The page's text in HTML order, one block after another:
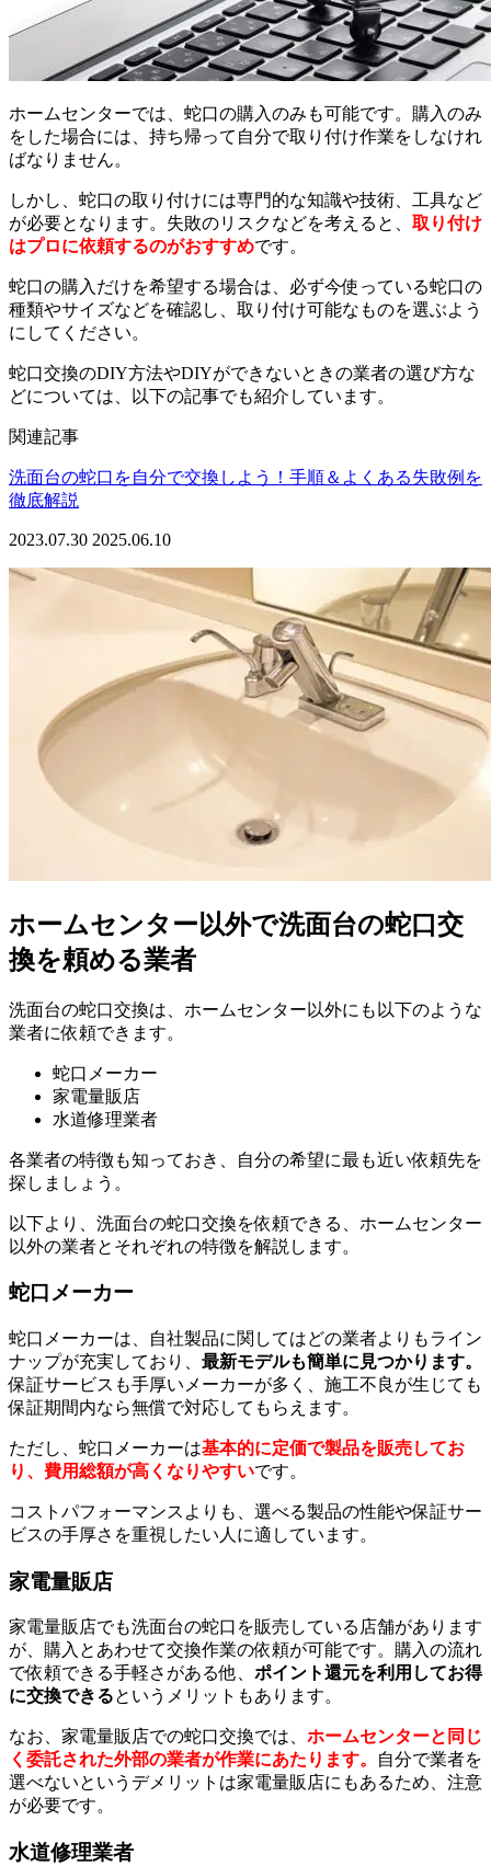
ホームセンターでは、蛇口の購入のみも可能です。購入のみ
をした場合には、持ち帰って自分で取り付け作業をしなけれ
ばなりません。
しかし、蛇口の取り付けには専門的な知識や技術、工具など
が必要となります。失敗のリスクなどを考えると、 取り付け
はプロに依頼するのがおすすめです。
蛇口の購入だけを希望する場合は、必ず今使っている蛇口の
種類やサイズなどを確認し、取り付け可能なものを選ぶよう
にしてください。
蛇口交換のDIY方法やDIYができないときの業者の選び方な
どについては、以下の記事でも紹介しています。
関連記事
洗面台の蛇口を自分で交換しよう！手順＆よくある失敗例を
徹底解説
2023.07.30 2025.06.10
ホームセンター以外で洗面台の蛇口交
換を頼める業者
洗面台の蛇口交換は、ホームセンター以外にも以下のような
業者に依頼できます。
蛇口メーカー
家電量販店
水道修理業者
各業者の特徴も知っておき、自分の希望に最も近い依頼先を
探しましょう。
以下より、洗面台の蛇口交換を依頼できる、ホームセンター
以外の業者とそれぞれの特徴を解説します。
蛇口メーカー
蛇口メーカーは、自社製品に関してはどの業者よりもライン
ナップが充実しており、 最新モデルも簡単に見つかります。
保証サービスも手厚いメーカーが多く、施工不良が生じても
保証期間内なら無償で対応してもらえます。
ただし、蛇口メーカーは基本的に定価で製品を販売してお
り、費用総額が高くなりやすいです。
コストパフォーマンスよりも、選べる製品の性能や保証サー
ビスの手厚さを重視したい人に適しています。
家電量販店
家電量販店でも洗面台の蛇口を販売している店舗があります
が、購入とあわせて交換作業の依頼が可能です。購入の流れ
で依頼できる手軽さがある他、 ポイント還元を利用してお得
に交換できるというメリットもあります。
なお、家電量販店での蛇口交換では、 ホームセンターと同じ
く委託された外部の業者が作業にあたります。
自分で業者を
選べないというデメリットは家電量販店にもあるため、注意
が必要です。
水道修理業者